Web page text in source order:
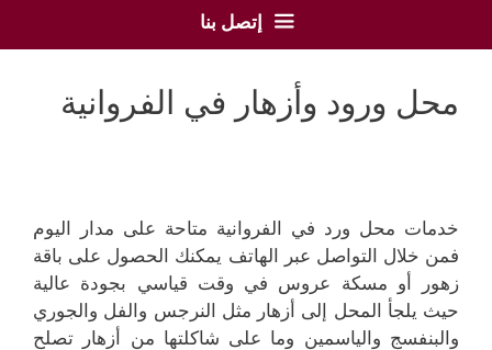
إتصل بنا
محل ورود وأزهار في الفروانية
خدمات محل ورد في الفروانية متاحة على مدار اليوم
فمن خلال التواصل عبر الهاتف يمكنك الحصول على باقة
زهور أو مسكة عروس في وقت قياسي بجودة عالية
حيث يلجأ المحل إلى أزهار مثل النرجس والفل والجوري
والبنفسج والياسمين وما على شاكلتها من أزهار تصلح